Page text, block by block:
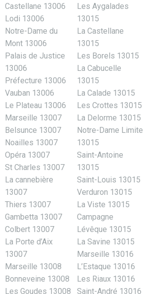
Castellane 13006
Lodi 13006
Notre-Dame du
Mont 13006
Palais de Justice
13006
Préfecture 13006
Vauban 13006
Le Plateau 13006
Marseille 13007
Belsunce 13007
Noailles 13007
Opéra 13007
St Charles 13007
La cannebière
13007
Thiers 13007
Gambetta 13007
Colbert 13007
La Porte d’Aix
13007
Marseille 13008
Bonneveine 13008
Les Goudes 13008
Les Aygalades
13015
La Castellane
13015
Les Borels 13015
La Cabucelle
13015
La Calade 13015
Les Crottes 13015
La Delorme 13015
Notre-Dame Limite
13015
Saint-Antoine
13015
Saint-Louis 13015
Verduron 13015
La Viste 13015
Campagne
Lévêque 13015
La Savine 13015
Marseille 13016
L’Estaque 13016
Les Riaux 13016
Saint-André 13016